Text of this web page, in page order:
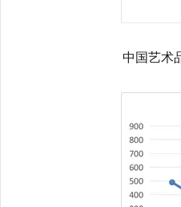
中国艺术